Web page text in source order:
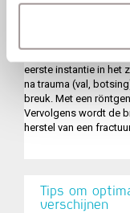
eerste instantie in het
na trauma (val,
breuk. Met een
Vervolgens wordt de
herstel van een
Tips om
verschijnen